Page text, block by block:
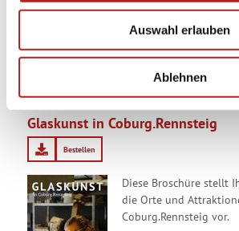
Auswahl erlauben
Ablehnen
Campingplätze in der
Coburg.Rennsteig
Glaskunst in Coburg.Rennsteig
Bestellen
Diese Broschüre stellt
die Orte und
Coburg.Rennsteig vor.